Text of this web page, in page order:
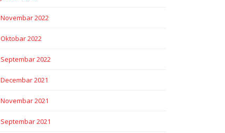
Novembar 2022
Oktobar 2022
Septembar 2022
Decembar 2021
Novembar 2021
Septembar 2021